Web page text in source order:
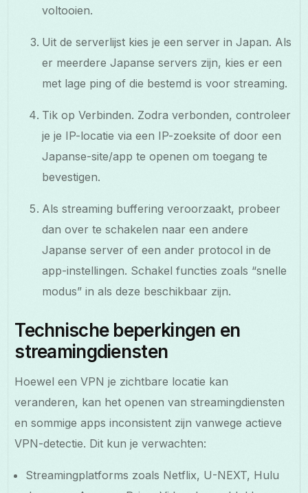
voltooien.
Uit de serverlijst kies je een server in Japan. Als
er meerdere Japanse servers zijn, kies er een
met lage ping of die bestemd is voor streaming.
Tik op Verbinden. Zodra verbonden, controleer
je je IP-locatie via een IP-zoeksite of door een
Japanse-site/app te openen om toegang te
bevestigen.
Als streaming buffering veroorzaakt, probeer
dan over te schakelen naar een andere
Japanse server of een ander protocol in de
app-instellingen. Schakel functies zoals “snelle
modus” in als deze beschikbaar zijn.
Technische beperkingen en
streamingdiensten
Hoewel een VPN je zichtbare locatie kan
veranderen, kan het openen van streamingdiensten
en sommige apps inconsistent zijn vanwege actieve
VPN-detectie. Dit kun je verwachten:
Streamingplatforms zoals Netflix, U-NEXT, Hulu